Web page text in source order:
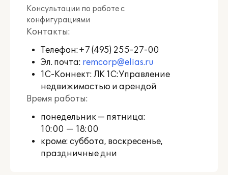
Консультации по работе с
конфигурациями
Контакты:
Телефон:+7 (495) 255-27-00
Эл. почта: remcorp@elias.ru
1С-Коннект: ЛК 1С:Управление
недвижимостью и арендой
Время работы:
понедельник — пятница:
10:00 — 18:00
кроме: суббота, воскресенье,
праздничные дни
профильного функционала
используемого отраслевого
программного продукта, путем
пользователякачества решения,
качества его сопровождения, а также
высказывая свои пожелания и
замечания по развитию.
обратиться на линию консультации
разработчика решения "1С-Совместно"
по вопросам ведения учета в
используемом решении: